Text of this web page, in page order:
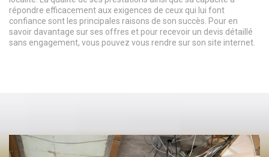
répondre efficacement aux exigences de ceux qui lui font
confiance sont les principales raisons de son succès. Pour en
savoir davantage sur ses offres et pour recevoir un devis détaillé
sans engagement, vous pouvez vous rendre sur son site internet.